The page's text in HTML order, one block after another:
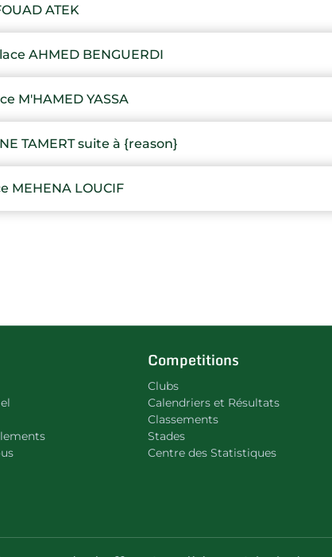
ATEK
AHMED BENGUERDI
M'HAMED YASSA
TAMERT suite à {reason}
MEHENA LOUCIF
Competitions
Clubs
Calendriers et Résultats
Classements
Stades
Centre des Statistiques